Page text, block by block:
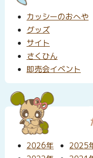
カッシーのおへや
グッズ
サイト
さくひん
即売会イベント
2026年 2025